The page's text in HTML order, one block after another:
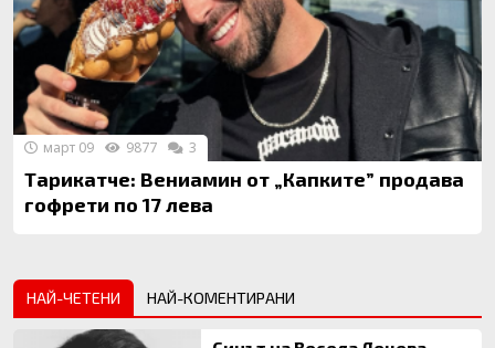
Тарикатче: Вениамин от „Капките” продава
гофрети по 17 лева
март 09 9877 3
НАЙ-ЧЕТЕНИ НАЙ-КОМЕНТИРАНИ